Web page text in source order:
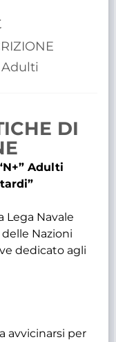
Adulti
DI
Adulti
Lega Navale
Nazioni
dedicato agli
avvicinarsi per